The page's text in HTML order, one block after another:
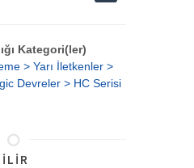
Kategori(ler)
> Yarı İletkenler >
Devreler > HC Serisi